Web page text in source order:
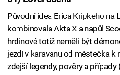
Původní idea Erica Kripkeho na
kombinovala Akta X a napůl
hrdinové totiž neměli být
jezdí v karavanu od městečka
zdejší legendy, pověry a